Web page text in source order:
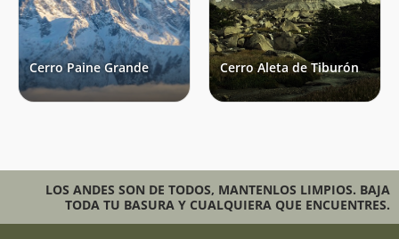
Cerro Paine Grande Cerro Aleta de Tiburón
LOS ANDES SON DE TODOS, MANTENLOS LIMPIOS. BAJA
TODA TU BASURA Y CUALQUIERA QUE ENCUENTRES.